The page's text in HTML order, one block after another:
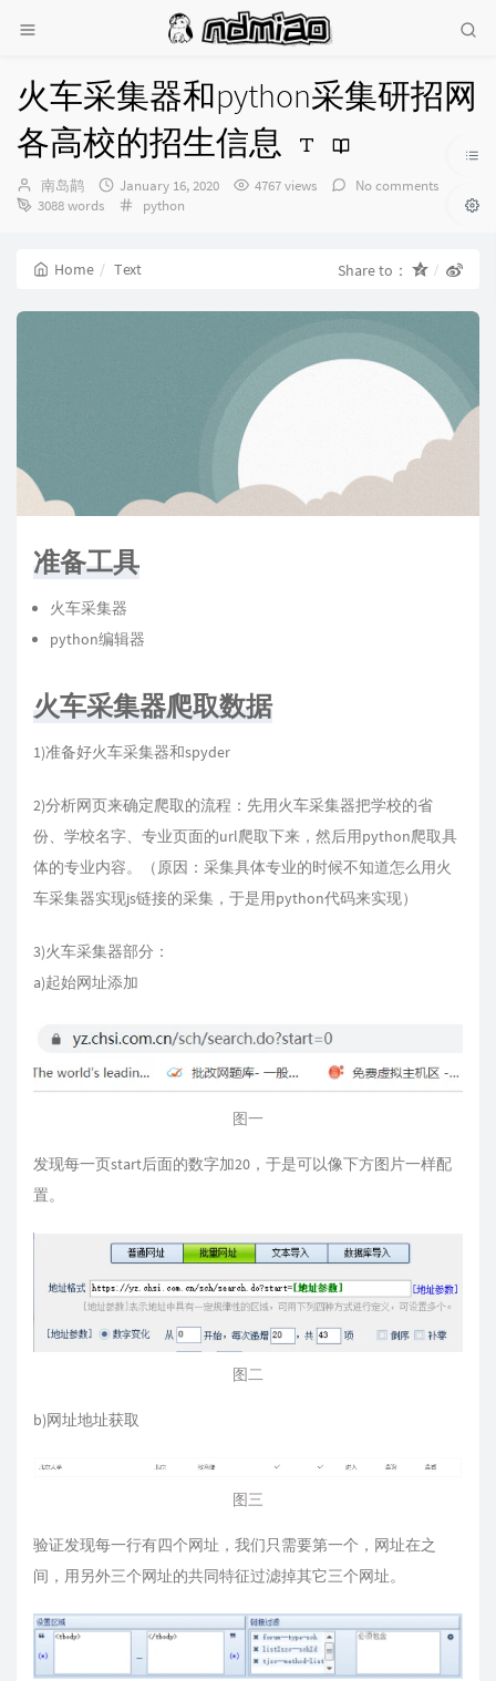
火车采集器和python采集研招网
各高校的招生信息
Author：
南岛鹋
发
布
January 16, 2020 4767 views
No comments
3088 words
Categories：
python
Home Text Share to：
准备工具
火车采集器
python编辑器
火车采集器爬取数据
1)准备好火车采集器和spyder
2)分析网页来确定爬取的流程：先用火车采集器把学校的省
份、学校名字、专业页面的url爬取下来，然后用python爬取具
体的专业内容。（原因：采集具体专业的时候不知道怎么用火
车采集器实现js链接的采集，于是用python代码来实现）
3)火车采集器部分：
a)起始网址添加
图一
发现每一页start后面的数字加20，于是可以像下方图片一样配
置。
图二
b)网址地址获取
图三
验证发现每一行有四个网址，我们只需要第一个，网址在之
间，用另外三个网址的共同特征过滤掉其它三个网址。